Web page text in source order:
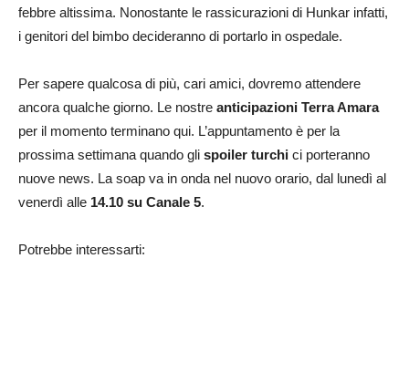
febbre altissima. Nonostante le rassicurazioni di Hunkar infatti,
i genitori del bimbo decideranno di portarlo in ospedale.
Per sapere qualcosa di più, cari amici, dovremo attendere
ancora qualche giorno. Le nostre anticipazioni Terra Amara
per il momento terminano qui. L’appuntamento è per la
prossima settimana quando gli spoiler turchi ci porteranno
nuove news. La soap va in onda nel nuovo orario, dal lunedì al
venerdì alle 14.10 su Canale 5.
Potrebbe interessarti: